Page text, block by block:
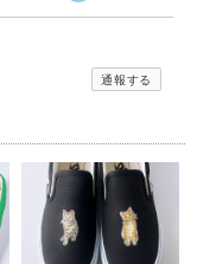
通報する